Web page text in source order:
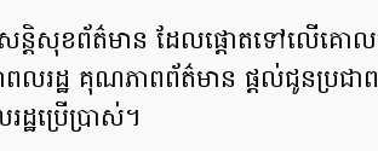
សន្តិសុខ​ព័ត៌មាន​ ដែល​ផ្តោតទៅលើ​គ
លរដ្ឋ​ គុណភាព​ព័ត៌មាន ផ្តល់ជូន​ប្រជា
ឋ​ប្រើប្រាស់។